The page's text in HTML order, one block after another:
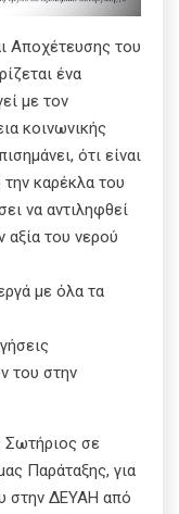
Αποχέτευσης του
ένα
με τον
κοινωνικής
ότι είναι
την καρέκλα του
να αντιληφθεί
αξία του νερού
με όλα τα
του στην
Σωτήριος σε
Παράταξης, για
στην ΔΕΥΑΗ από